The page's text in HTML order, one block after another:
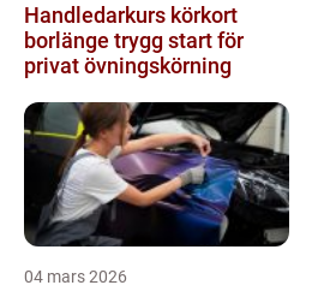
Handledarkurs körkort
borlänge trygg start för
privat övningskörning
04 mars 2026